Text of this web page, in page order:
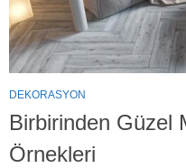
DEKORASYON
Birbirinden Güzel
Örnekleri